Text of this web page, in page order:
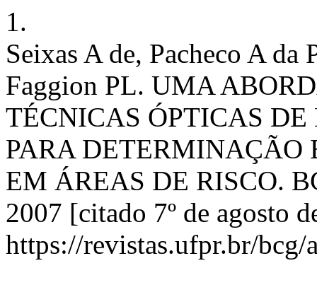
1.
Seixas A de, Pacheco A
Faggion PL. UMA
TÉCNICAS ÓPTICAS
PARA DETERMINAÇÃO
EM ÁREAS DE RISCO.
2007 [citado 7º de agosto
https://revistas.ufpr.br/